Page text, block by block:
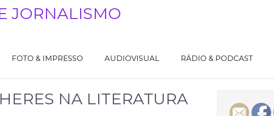
JORNALISMO
FOTO & IMPRESSO AUDIOVISUAL RÁDIO & PODCAST
NA LITERATURA